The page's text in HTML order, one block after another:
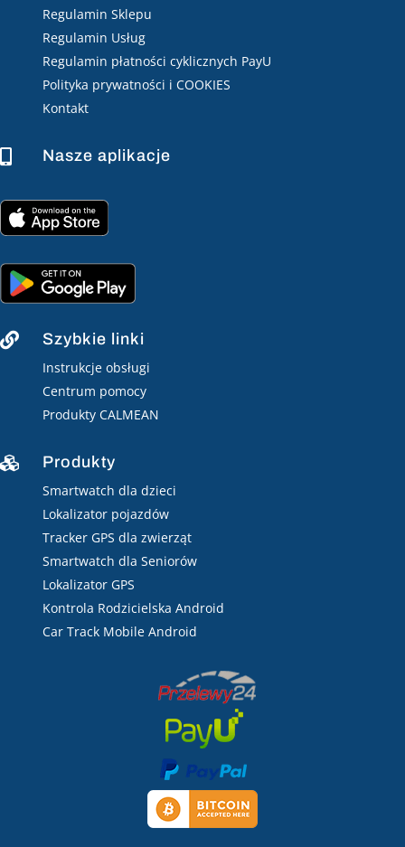
Regulamin Sklepu
Regulamin Usług
Regulamin płatności cyklicznych PayU
Polityka prywatności i COOKIES
Kontakt
 Nasze aplikacje
 Szybkie linki
Instrukcje obsługi
Centrum pomocy
Produkty CALMEAN
 Produkty
Smartwatch dla dzieci
Lokalizator pojazdów
Tracker GPS dla zwierząt
Smartwatch dla Seniorów
Lokalizator GPS
Kontrola Rodzicielska Android
Car Track Mobile Android